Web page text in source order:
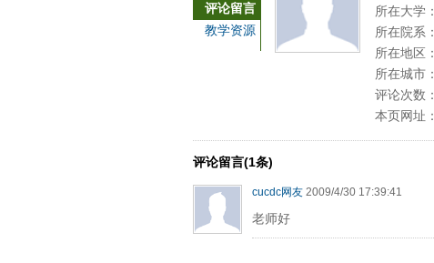
评论留言
教学资源
所在大学：
所在院系：
所在地区：
所在城市：
评论次数：
本页网址：
评论留言(1条)
cucdc网友 2009/4/30 17:39:41
老师好